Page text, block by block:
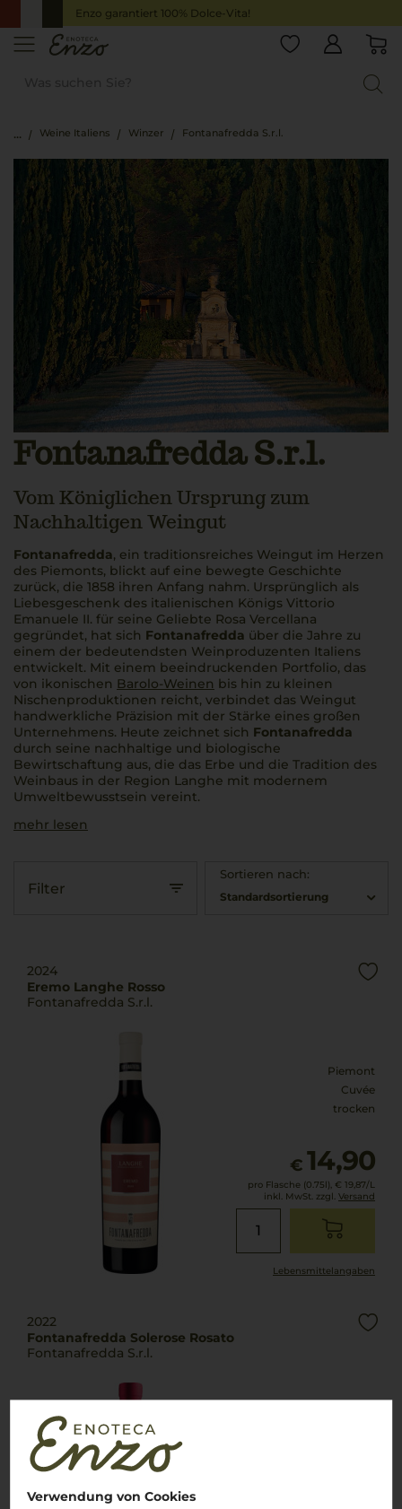
Verwendung von Cookies
Enzo garantiert 100% Dolce-Vita!
Weine Italiens Winzer Fontanafredda S.r.l.
Fontanafredda S.r.l.
Vom Königlichen Ursprung zum
Nachhaltigen Weingut
Fontanafredda, ein traditionsreiches Weingut im Herzen
des Piemonts, blickt auf eine bewegte Geschichte
zurück, die 1858 ihren Anfang nahm. Ursprünglich als
Liebesgeschenk des italienischen Königs Vittorio
Emanuele II. für seine Geliebte Rosa Vercellana
gegründet, hat sich Fontanafredda über die Jahre zu
einem der bedeutendsten Weinproduzenten Italiens
entwickelt. Mit einem beeindruckenden Portfolio, das
von ikonischen Barolo-Weinen bis hin zu kleinen
Nischenproduktionen reicht, verbindet das Weingut
handwerkliche Präzision mit der Stärke eines großen
Unternehmens. Heute zeichnet sich Fontanafredda
durch seine nachhaltige und biologische
Bewirtschaftung aus, die das Erbe und die Tradition des
Weinbaus in der Region Langhe mit modernem
Umweltbewusstsein vereint.
mehr lesen
Filter
Sortieren nach:
Standardsortierung
2024
Eremo Langhe Rosso
Fontanafredda S.r.l.
Piemont
Cuvée
trocken
€ 14,90
pro Flasche (0.75l), € 19,87/L
inkl. MwSt. zzgl. Versand
Lebensmittel­angaben
2022
Fontanafredda Solerose Rosato
Fontanafredda S.r.l.